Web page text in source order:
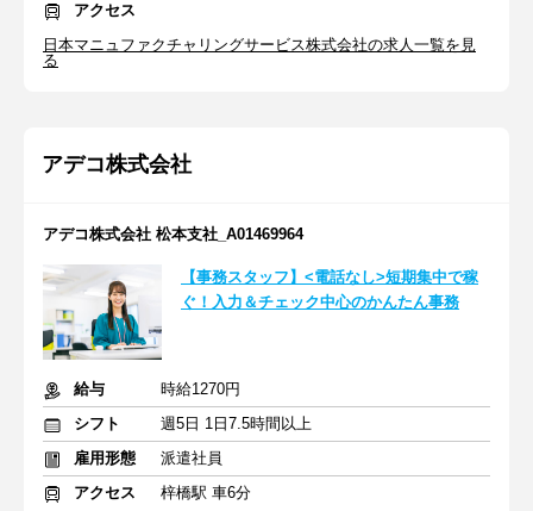
アクセス
日本マニュファクチャリングサービス株式会社の求人一覧を見
る
アデコ株式会社
アデコ株式会社 松本支社_A01469964
【事務スタッフ】<電話なし>短期集中で稼
ぐ！入力＆チェック中心のかんたん事務
給与
時給1270円
シフト
週5日 1日7.5時間以上
雇用形態
派遣社員
アクセス
梓橋駅 車6分